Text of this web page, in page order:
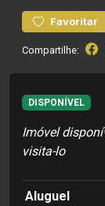
Favoritar
Compartilhe:
DISPONÍVEL
Imóvel
visita-lo
Aluguel